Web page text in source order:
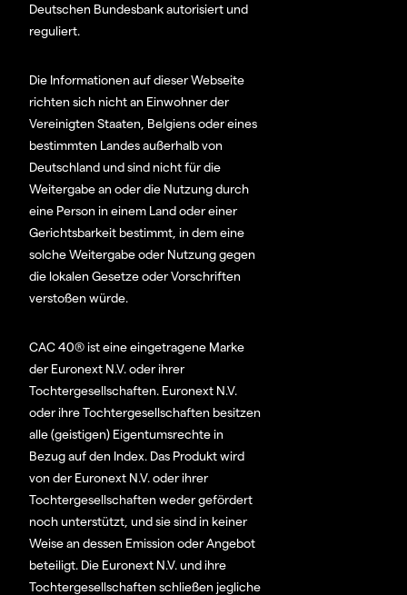
Deutschen Bundesbank autorisiert und
reguliert.
Die Informationen auf dieser Webseite
richten sich nicht an Einwohner der
Vereinigten Staaten, Belgiens oder eines
bestimmten Landes außerhalb von
Deutschland und sind nicht für die
Weitergabe an oder die Nutzung durch
eine Person in einem Land oder einer
Gerichtsbarkeit bestimmt, in dem eine
solche Weitergabe oder Nutzung gegen
die lokalen Gesetze oder Vorschriften
verstoßen würde.
CAC 40® ist eine eingetragene Marke
der Euronext N.V. oder ihrer
Tochtergesellschaften. Euronext N.V.
oder ihre Tochtergesellschaften besitzen
alle (geistigen) Eigentumsrechte in
Bezug auf den Index. Das Produkt wird
von der Euronext N.V. oder ihrer
Tochtergesellschaften weder gefördert
noch unterstützt, und sie sind in keiner
Weise an dessen Emission oder Angebot
beteiligt. Die Euronext N.V. und ihre
Tochtergesellschaften schließen jegliche